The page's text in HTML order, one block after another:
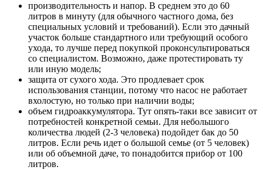
производительность и напор. В среднем это до 60
литров в минуту (для обычного частного дома, без
специальных условий и требований). Если это дачный
участок больше стандартного или требующий особого
ухода, то лучше перед покупкой проконсультироваться
со специалистом. Возможно, даже протестировать ту
или иную модель;
защита от сухого хода. Это продлевает срок
использования станции, потому что насос не работает
вхолостую, но только при наличии воды;
объем гидроаккумулятора. Тут опять-таки все зависит от
потребностей конкретной семьи. Для небольшого
количества людей (2-3 человека) подойдет бак до 50
литров. Если речь идет о большой семье (от 5 человек)
или об объемной даче, то понадобится прибор от 100
литров.